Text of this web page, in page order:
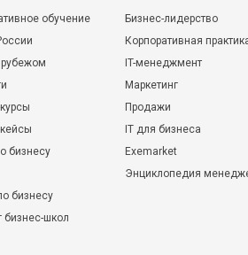
обучение
рубежом
бизнесу
бизнесу
бизнес-школ
Бизнес-лидерство
Корпоративная
IT-менеджмент
Маркетинг
Продажи
IT для бизнеса
Exemarket
Энциклопедия